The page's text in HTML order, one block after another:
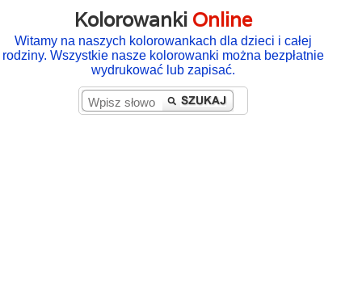
Kolorowanki Online
Witamy na naszych kolorowankach dla dzieci i całej
rodziny. Wszystkie nasze kolorowanki można bezpłatnie
wydrukować lub zapisać.